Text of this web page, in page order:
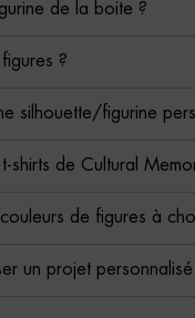
de la boite ?
?
silhouette/figurine
shirts de Cultural
de figures à
un projet